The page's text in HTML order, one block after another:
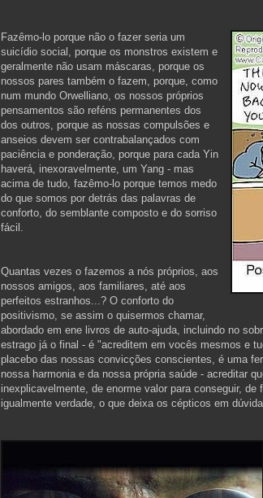
Fazêmo-lo porque não o fazer seria um
suicídio social, porque os monstros existem e
geralmente não usam máscaras, porque os
nossos pares também o fazem, porque, como
num mundo Orwelliano, os nossos próprios
pensamentos são reféns permanentes dos
dos outros, porque as nossas compulsões e
anseios devem ser contrabalançados com
paciência e ponderação, porque para cada Yin
haverá, inexoravelmente, um Yang - mas
acima de tudo, fazêmo-lo porque temos medo
do que somos por detrás das palavras de
conforto, do semblante composto e do sorriso
fácil.
Quantas vezes o fazemos a nós próprios, aos
nossos amigos, aos familiares, até aos
perfeitos estranhos...? O conforto do
positivismo, se assim o quisermos chamar,
abordado em ene livros de auto-ajuda, incluindo no
estrago já o final - é "acreditem em vocês mesmos e
placebo das nossas convicções conscientes, é uma
nossa harmonia e da nossa própria saúde - acreditar
inexplicavelmente, de enorme valor para conseguir,
igualmente verdade, o que deixa os cépticos em